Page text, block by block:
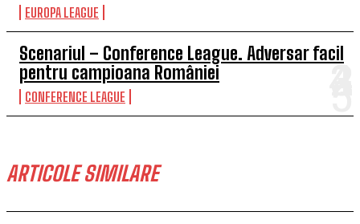
EUROPA LEAGUE
Scenariul – Conference League. Adversar facil
pentru campioana României
CONFERENCE LEAGUE
ARTICOLE SIMILARE